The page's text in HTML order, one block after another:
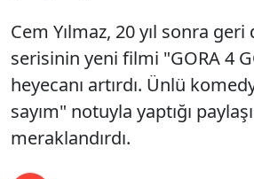
Cem Yılmaz, 20 yıl sonra geri
serisinin yeni filmi "GORA 4
heyecanı artırdı. Ünlü
sayım" notuyla yaptığı
meraklandırdı.